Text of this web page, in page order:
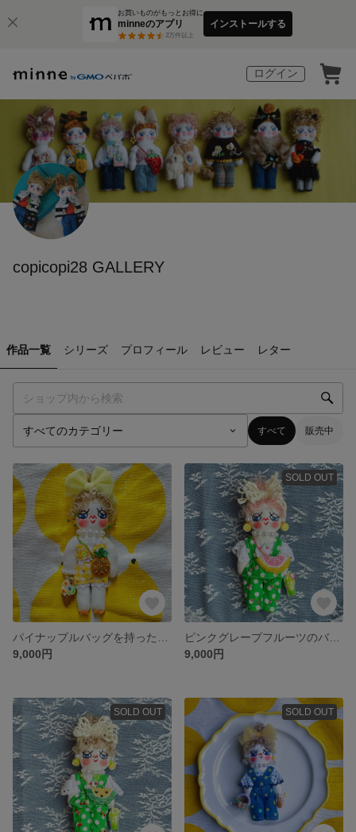
お買いものがもっとお得に
minneのアプリ
3万件以上
インストールする
ログイン
copicopi28 GALLERY
作品一覧 シリーズ プロフィール レビュー レター
すべて 販売中
9,000円
SOLD OUT
9,000円
SOLD OUT SOLD OUT